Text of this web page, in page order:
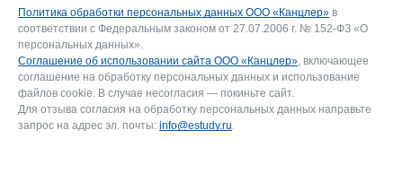
Политика обработки персональных данных ООО «Канцлер» в
соответствии с Федеральным законом от 27.07.2006 г. № 152-ФЗ «О
персональных данных».
Соглашение об использовании сайта ООО «Канцлер», включающее
соглашение на обработку персональных данных и использование
файлов cookie. В случае несогласия — покиньте сайт.
Для отзыва согласия на обработку персональных данных направьте
запрос на адрес эл. почты: info@estudy.ru.